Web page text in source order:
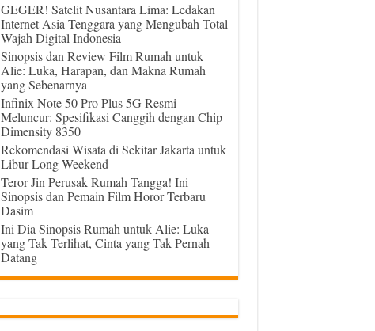
GEGER! Satelit Nusantara Lima: Ledakan
Internet Asia Tenggara yang Mengubah Total
Wajah Digital Indonesia
Sinopsis dan Review Film Rumah untuk
Alie: Luka, Harapan, dan Makna Rumah
yang Sebenarnya
Infinix Note 50 Pro Plus 5G Resmi
Meluncur: Spesifikasi Canggih dengan Chip
Dimensity 8350
Rekomendasi Wisata di Sekitar Jakarta untuk
Libur Long Weekend
Teror Jin Perusak Rumah Tangga! Ini
Sinopsis dan Pemain Film Horor Terbaru
Dasim
Ini Dia Sinopsis Rumah untuk Alie: Luka
yang Tak Terlihat, Cinta yang Tak Pernah
Datang